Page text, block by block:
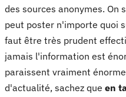
des sources anonymes.
peut poster n'importe quoi
faut être très prudent
jamais l'information est
paraissent vraiment
d'actualité, sachez que en